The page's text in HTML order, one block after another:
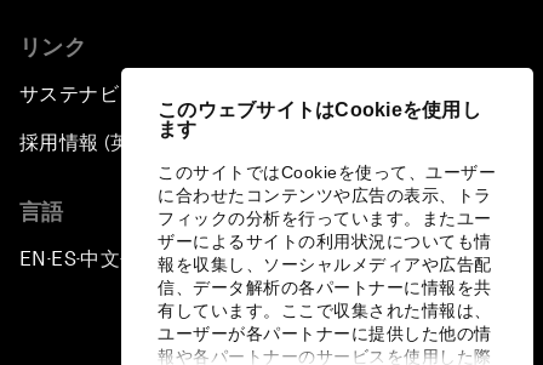
このウェブサイトはCookieを使用し
ます
このサイトではCookieを使って、ユーザー
に合わせたコンテンツや広告の表示、トラ
フィックの分析を行っています。またユー
ザーによるサイトの利用状況についても情
報を収集し、ソーシャルメディアや広告配
信、データ解析の各パートナーに情報を共
有しています。ここで収集された情報は、
ユーザーが各パートナーに提供した他の情
報や各パートナーのサービスを使用した際
リンク
サステナビリティへの取り組み
採用情報 (英語のみ)
言語
EN ▪ES▪中文▪ 日本語